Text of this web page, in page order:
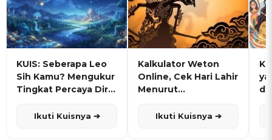
KUIS: Seberapa Leo
Sih Kamu? Mengukur
Tingkat Percaya Diri
Ikuti Kuisnya ➔
Kalkulator Weton
Online, Cek Hari Lahir
Menurut
Ikuti Kuisnya ➔